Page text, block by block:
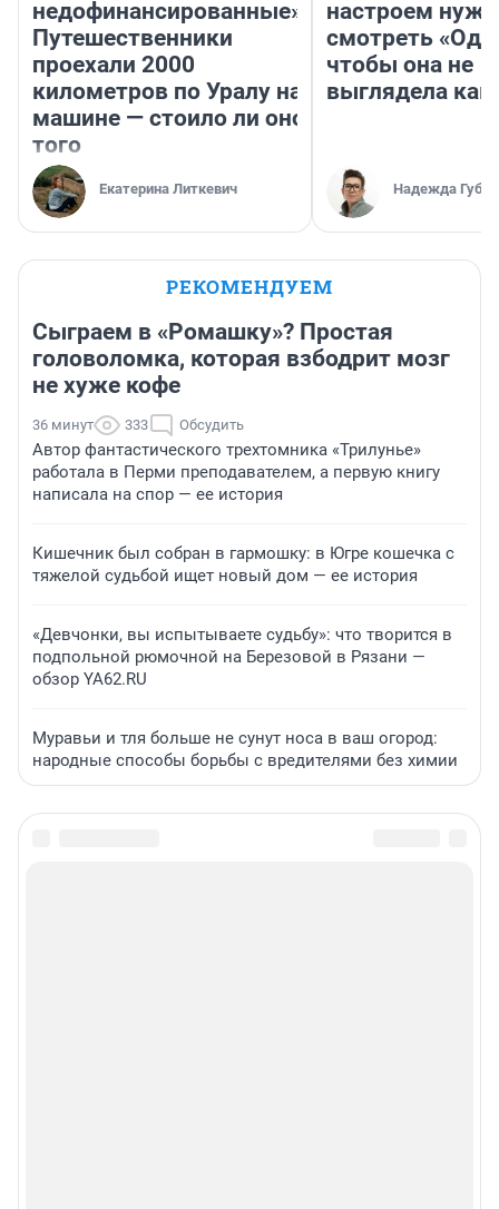
недофинансированные».
Путешественники
проехали 2000
километров по Уралу на
машине — стоило ли оно
того
Екатерина Литкевич
настроем
смотреть
чтобы она не
выглядела как
Надежда
РЕКОМЕНДУЕМ
Сыграем в «Ромашку»? Простая
головоломка, которая взбодрит мозг
не хуже кофе
36 минут 333 Обсудить
Автор фантастического трехтомника «Трилунье»
работала в Перми преподавателем, а первую книгу
написала на спор — ее история
Кишечник был собран в гармошку: в Югре кошечка с
тяжелой судьбой ищет новый дом — ее история
«Девчонки, вы испытываете судьбу»: что творится в
подпольной рюмочной на Березовой в Рязани —
обзор YA62.RU
Муравьи и тля больше не сунут носа в ваш огород:
народные способы борьбы с вредителями без химии